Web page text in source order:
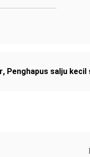
, Penghapus salju kecil